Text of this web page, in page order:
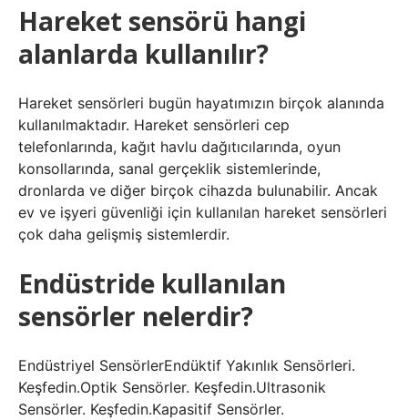
Hareket sensörü hangi
alanlarda kullanılır?
Hareket sensörleri bugün hayatımızın birçok alanında
kullanılmaktadır. Hareket sensörleri cep
telefonlarında, kağıt havlu dağıtıcılarında, oyun
konsollarında, sanal gerçeklik sistemlerinde,
dronlarda ve diğer birçok cihazda bulunabilir. Ancak
ev ve işyeri güvenliği için kullanılan hareket sensörleri
çok daha gelişmiş sistemlerdir.
Endüstride kullanılan
sensörler nelerdir?
Endüstriyel SensörlerEndüktif Yakınlık Sensörleri.
Keşfedin.Optik Sensörler. Keşfedin.Ultrasonik
Sensörler. Keşfedin.Kapasitif Sensörler.